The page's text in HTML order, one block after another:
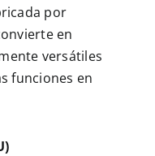
por
en
versátiles
funciones en